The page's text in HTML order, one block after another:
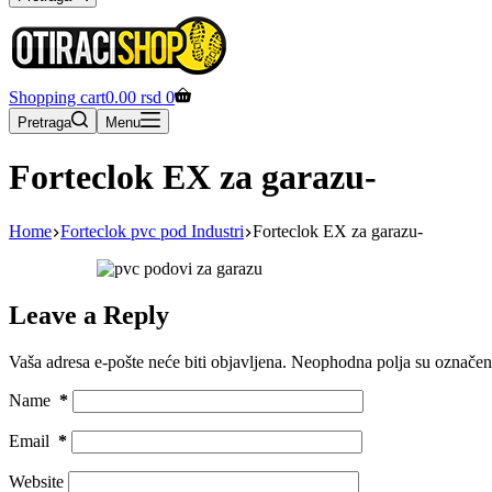
Shopping cart0.00 rsd 0
Pretraga Menu
Forteclok EX za garazu-
Home Forteclok pvc pod Industri Forteclok EX za garazu-
Leave a Reply
Vaša adresa e-pošte neće biti objavljena. Neophodna polja su
Name *
Email *
Website